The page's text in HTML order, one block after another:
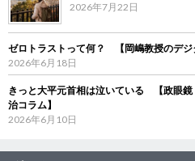
2026年7月22日
ゼロトラストって何？ 【岡嶋教授のデジ
2026年6月18日
きっと大平元首相は泣いている 【政眼
治コラム】
2026年6月10日